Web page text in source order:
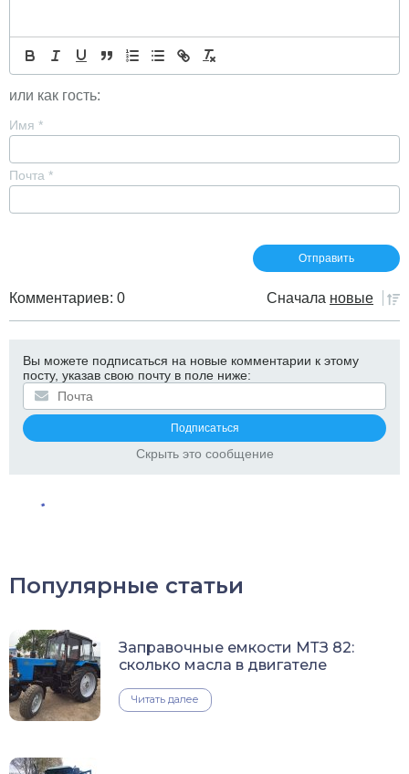
или как гость:
Имя *
Почта *
Комментариев: 0 Сначала новые
Вы можете подписаться на новые комментарии к этому
посту, указав свою почту в поле ниже:
Скрыть это сообщение
Популярные статьи
Заправочные емкости МТЗ 82:
сколько масла в двигателе
Читать далее